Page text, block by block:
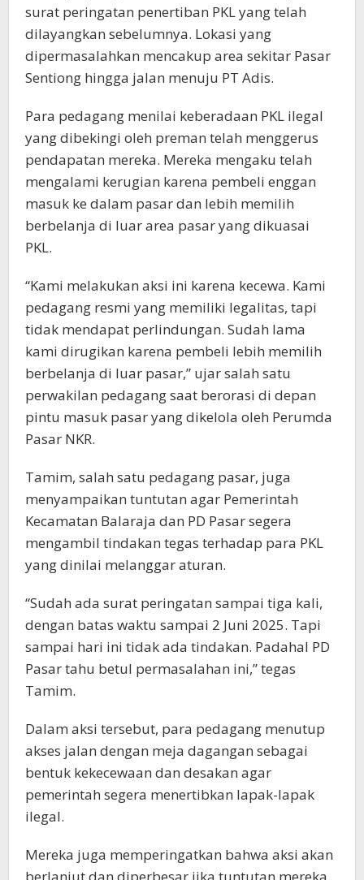
surat peringatan penertiban PKL yang telah
dilayangkan sebelumnya. Lokasi yang
dipermasalahkan mencakup area sekitar Pasar
Sentiong hingga jalan menuju PT Adis.
Para pedagang menilai keberadaan PKL ilegal
yang dibekingi oleh preman telah menggerus
pendapatan mereka. Mereka mengaku telah
mengalami kerugian karena pembeli enggan
masuk ke dalam pasar dan lebih memilih
berbelanja di luar area pasar yang dikuasai
PKL.
“Kami melakukan aksi ini karena kecewa. Kami
pedagang resmi yang memiliki legalitas, tapi
tidak mendapat perlindungan. Sudah lama
kami dirugikan karena pembeli lebih memilih
berbelanja di luar pasar,” ujar salah satu
perwakilan pedagang saat berorasi di depan
pintu masuk pasar yang dikelola oleh Perumda
Pasar NKR.
Tamim, salah satu pedagang pasar, juga
menyampaikan tuntutan agar Pemerintah
Kecamatan Balaraja dan PD Pasar segera
mengambil tindakan tegas terhadap para PKL
yang dinilai melanggar aturan.
“Sudah ada surat peringatan sampai tiga kali,
dengan batas waktu sampai 2 Juni 2025. Tapi
sampai hari ini tidak ada tindakan. Padahal PD
Pasar tahu betul permasalahan ini,” tegas
Tamim.
Dalam aksi tersebut, para pedagang menutup
akses jalan dengan meja dagangan sebagai
bentuk kekecewaan dan desakan agar
pemerintah segera menertibkan lapak-lapak
ilegal.
Mereka juga memperingatkan bahwa aksi akan
berlanjut dan diperbesar jika tuntutan mereka